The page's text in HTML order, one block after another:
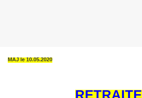
MAJ le 10.05.2020
RETRAITE